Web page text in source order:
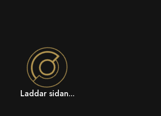
Laddar sidan...